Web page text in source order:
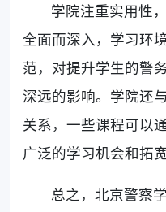
学院注重实用性
全面而深入，学习环
范，对提升学生的警
深远的影响。学院还
关系，一些课程可以
广泛的学习机会和拓
总之，北京警察